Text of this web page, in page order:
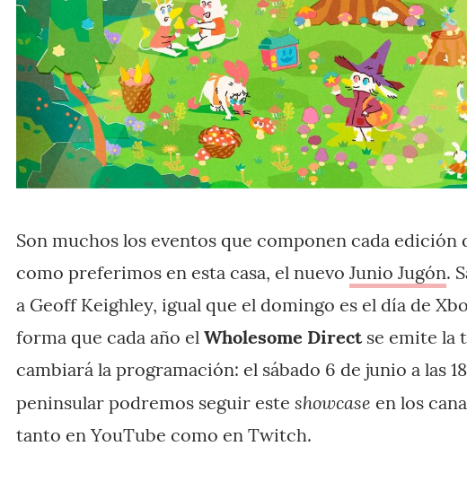
Son muchos los eventos que componen cada edición
como preferimos en esta casa, el nuevo Junio Jugón.
a Geoff Keighley, igual que el domingo es el día de
forma que cada año el Wholesome Direct se emite la
cambiará la programación: el sábado 6 de junio a las
peninsular podremos seguir este showcase en los
tanto en YouTube como en Twitch.